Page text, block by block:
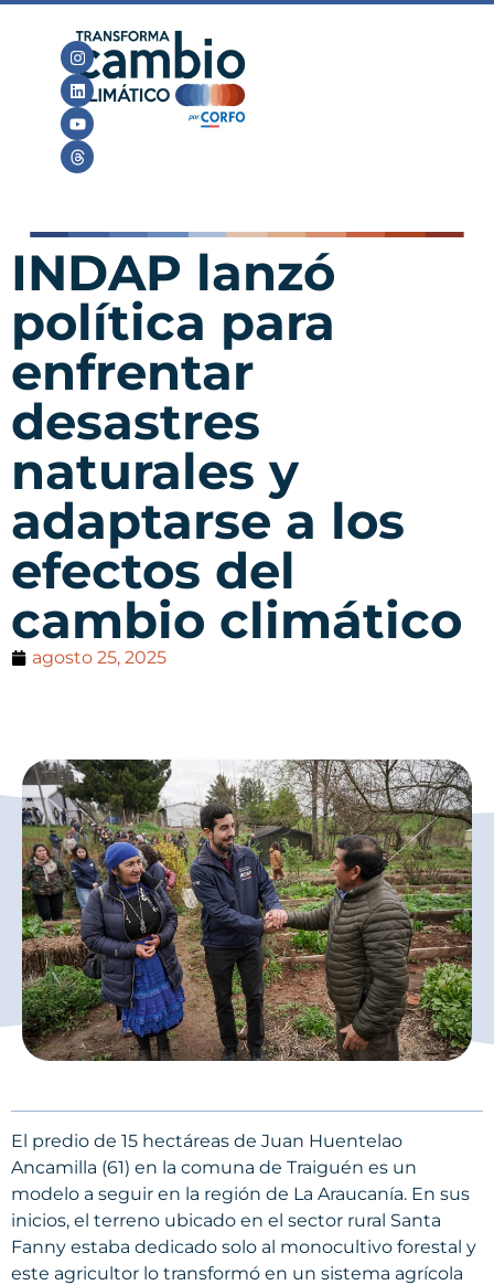
INDAP lanzó
política para
enfrentar
desastres
naturales y
adaptarse a los
efectos del
cambio climático
agosto 25, 2025
El predio de 15 hectáreas de Juan Huentelao
Ancamilla (61) en la comuna de Traiguén es un
modelo a seguir en la región de La Araucanía. En sus
inicios, el terreno ubicado en el sector rural Santa
Fanny estaba dedicado solo al monocultivo forestal y
este agricultor lo transformó en un sistema agrícola